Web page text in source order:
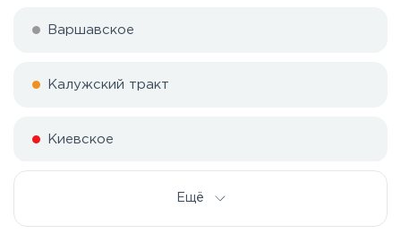
Варшавское
Калужский тракт
Киевское
Ещё